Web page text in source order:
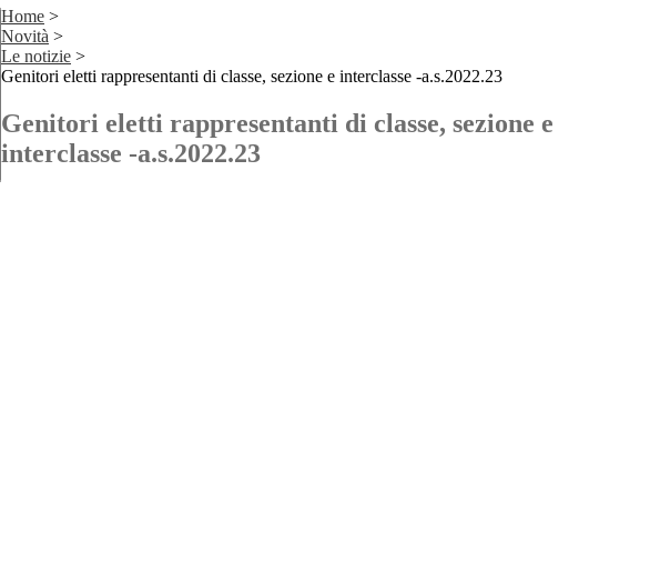
Home >
Novità >
Le notizie >
Genitori eletti rappresentanti di classe, sezione e interclasse -a.s.2022.23
Genitori eletti rappresentanti di classe, sezione e
interclasse -a.s.2022.23